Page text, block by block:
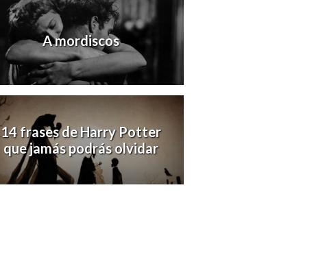
A mordiscos
14 frases de Harry Potter
que jamás podrás olvidar